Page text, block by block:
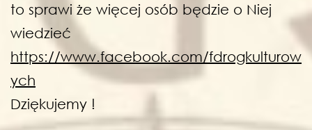
to sprawi że więcej osób będzie o Niej
wiedzieć
https://www.facebook.com/fdrogkulturow
ych
Dziękujemy !